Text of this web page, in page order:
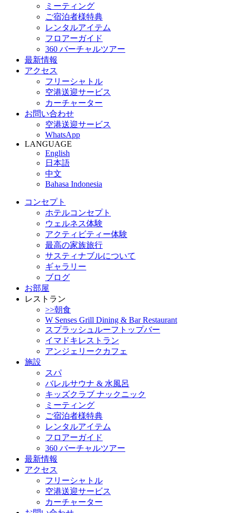
ミーティング
ご宿泊者様特典
レンタルアイテム
フロアーガイド
360 バーチャルツアー
最新情報
アクセス
フリーシャトル
空港送迎サービス
カーチャーター
お問い合わせ
空港送迎サービス
WhatsApp
LANGUAGE
English
日本語
中文
Bahasa Indonesia
コンセプト
ホテルコンセプト
ウェルネス体験
アクティビティー体験
最高の家族旅行
サスティナブルについて
ギャラリー
ブログ
お部屋
レストラン
>>朝食
W Senses Grill Dining & Bar Restaurant
スプラッシュルーフトップバー
イマドキレストラン
アンジェリークカフェ
施設
スパ
バレルサウナ & 水風呂
キッズクラブ ナックニック
ミーティング
ご宿泊者様特典
レンタルアイテム
フロアーガイド
360 バーチャルツアー
最新情報
アクセス
フリーシャトル
空港送迎サービス
カーチャーター